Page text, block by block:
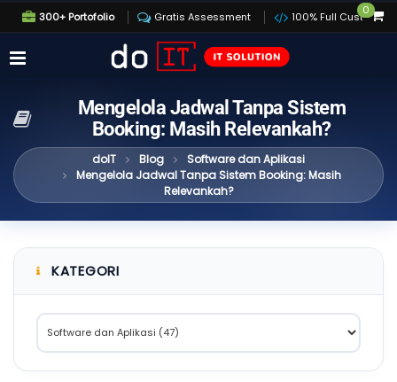
300+ Portofolio Gratis Assessment 100% Full Custom
0
Mengelola Jadwal Tanpa Sistem
Booking: Masih Relevankah?
doIT Blog
Software dan Aplikasi
Mengelola Jadwal Tanpa Sistem Booking: Masih
Relevankah?
KATEGORI